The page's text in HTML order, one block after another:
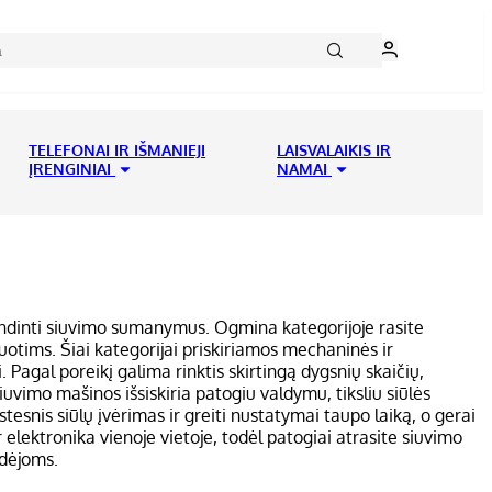
TELEFONAI IR IŠMANIEJI
ĮRENGINIAI
LAISVALAIKIS IR
NAMAI
siuvimo sumanymus. Ogmina kategorijoje rasite
Šiai kategorijai priskiriamos mechaninės ir
poreikį galima rinktis skirtingą dygsnių skaičių,
mašinos išsiskiria patogiu valdymu, tiksliu siūlės
siūlų įvėrimas ir greiti nustatymai taupo laiką, o gerai
vienoje vietoje, todėl patogiai atrasite siuvimo